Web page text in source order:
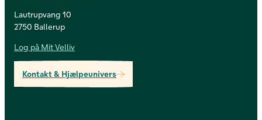
Lautrupvang 10
2750 Ballerup
Log på Mit Velliv
Kontakt & Hjælpeunivers